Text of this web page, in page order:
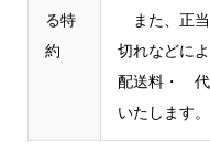
る特
約
また、正当
切れなどに
配送料・ 代
いたします。